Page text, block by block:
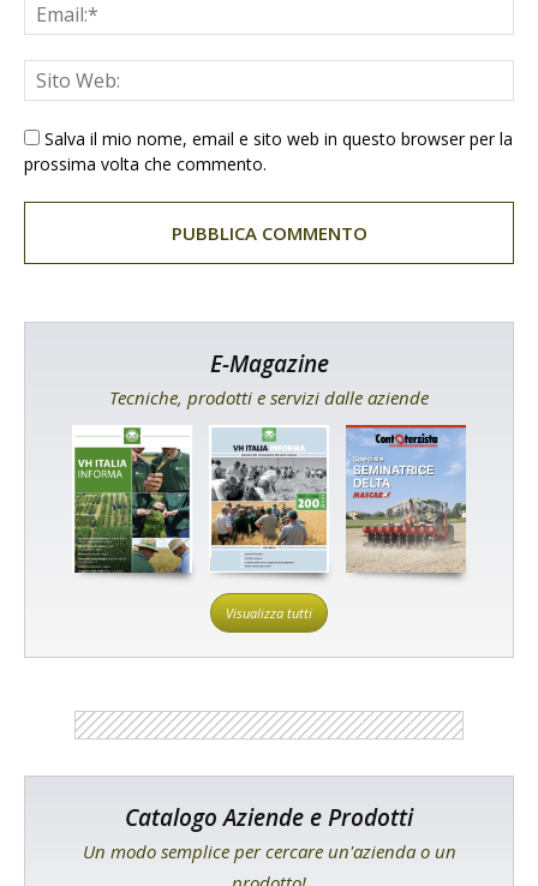
Salva il mio nome, email e sito web in questo browser per la
prossima volta che commento.
E-Magazine
Tecniche, prodotti e servizi dalle aziende
Visualizza tutti
Catalogo Aziende e Prodotti
Un modo semplice per cercare un'azienda o un